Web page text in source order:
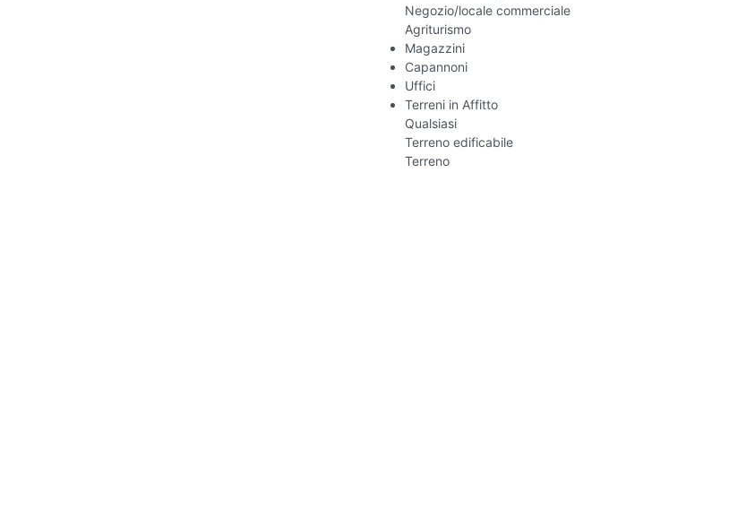
Negozio/locale commerciale
Agriturismo
Magazzini
Capannoni
Uffici
Terreni in Affitto
Qualsiasi
Terreno edificabile
Terreno